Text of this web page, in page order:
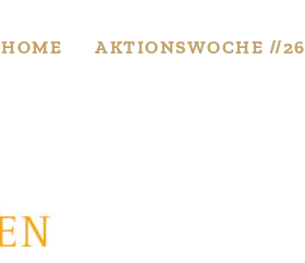
HOME AKTIONS­WOCHE //26